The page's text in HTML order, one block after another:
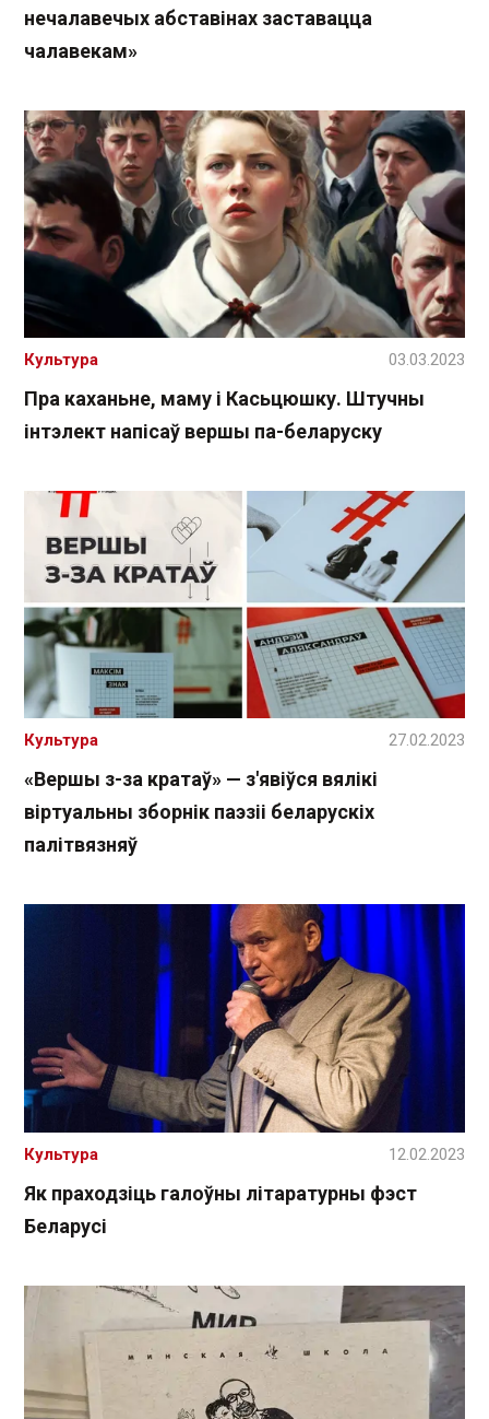
нечалавечых абставінах заставацца
чалавекам»
Пра каханьне, маму і Касьцюшку. Штучны
інтэлект напісаў вершы па-беларуску
Культура 03.03.2023
«Вершы з-за кратаў» — з'явіўся вялікі
віртуальны зборнік паэзіі беларускіх
палітвязняў
Культура 27.02.2023
Як праходзіць галоўны літаратурны фэст
Беларусі
Культура 12.02.2023